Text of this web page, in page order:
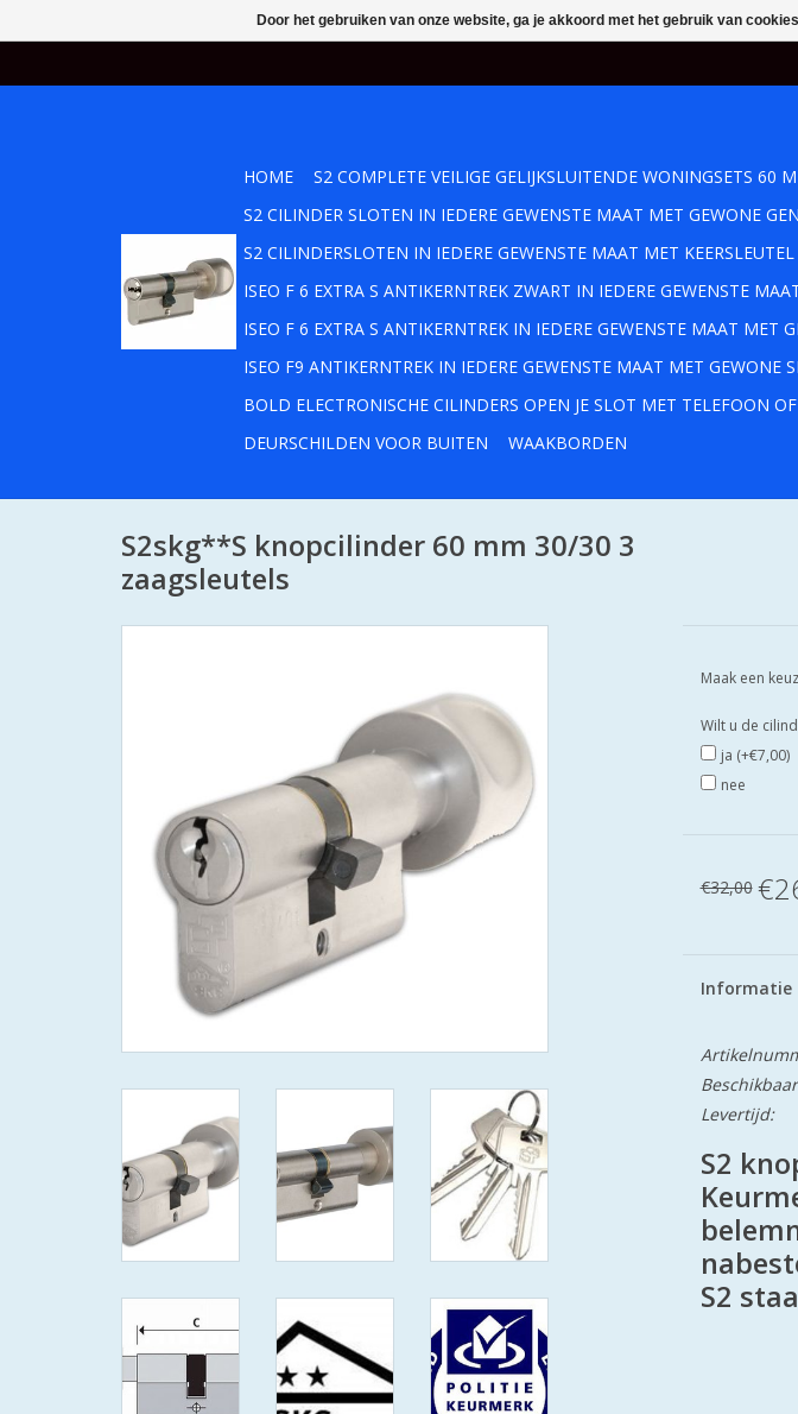
HOME
S2 COMPLETE VEILIGE GELIJKSLUITENDE WONINGSETS 60
S2 CILINDER SLOTEN IN IEDERE GEWENSTE MAAT MET GEWONE
S2 CILINDERSLOTEN IN IEDERE GEWENSTE MAAT MET
ISEO F 6 EXTRA S ANTIKERNTREK ZWART IN IEDERE GEWENSTE
ISEO F 6 EXTRA S ANTIKERNTREK IN IEDERE GEWENSTE MAAT MET
ISEO F9 ANTIKERNTREK IN IEDERE GEWENSTE MAAT MET GEWONE
BOLD ELECTRONISCHE CILINDERS OPEN JE SLOT MET TELEFOON
DEURSCHILDEN VOOR BUITEN
WAAKBORDEN
S2skg**S knopcilinder 60 mm 30/30 3
zaagsleutels
Maak een
Wilt u de
ja (+€7,00)
nee
€32,00
Informatie
Levertijd:
S2
S2
Door het gebruiken van onze website, ga je akkoord met het gebruik van